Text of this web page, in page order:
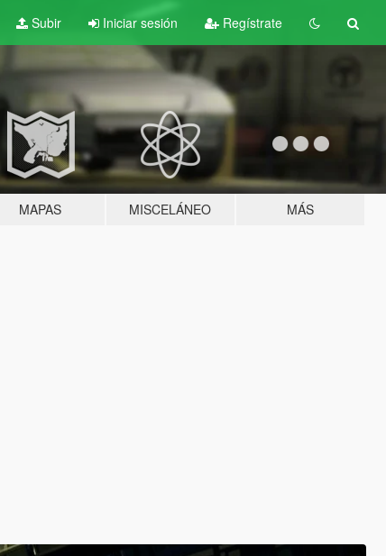
Subir Iniciar sesión Regístrate
MAPAS MISCELÁNEO MÁS